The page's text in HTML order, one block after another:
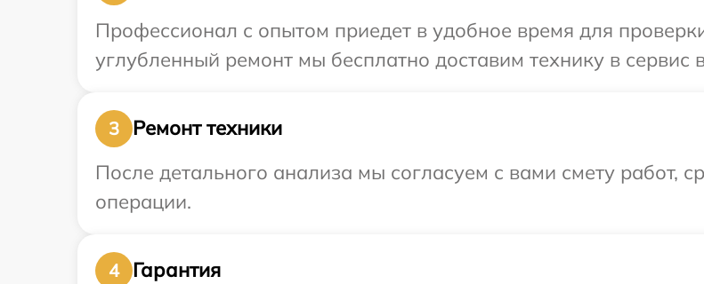
Профессионал с опытом приедет в удобное время для
углубленный ремонт мы бесплатно доставим технику в сервис
3
Ремонт техники
После детального анализа мы согласуем с вами смету работ,
операции.
4
Гарантия